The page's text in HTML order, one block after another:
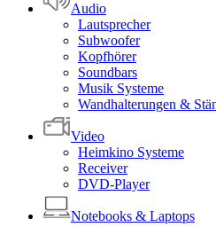
Audio
Lautsprecher
Subwoofer
Kopfhörer
Soundbars
Musik Systeme
Wandhalterungen &
Video
Heimkino Systeme
Receiver
DVD-Player
Notebooks & Laptops